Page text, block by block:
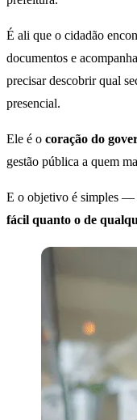
É ali que o cidadão
documentos e
precisar descobrir qual
presencial.
Ele é o coração do
gestão pública a quem
E o objetivo é simples —
fácil quanto o de